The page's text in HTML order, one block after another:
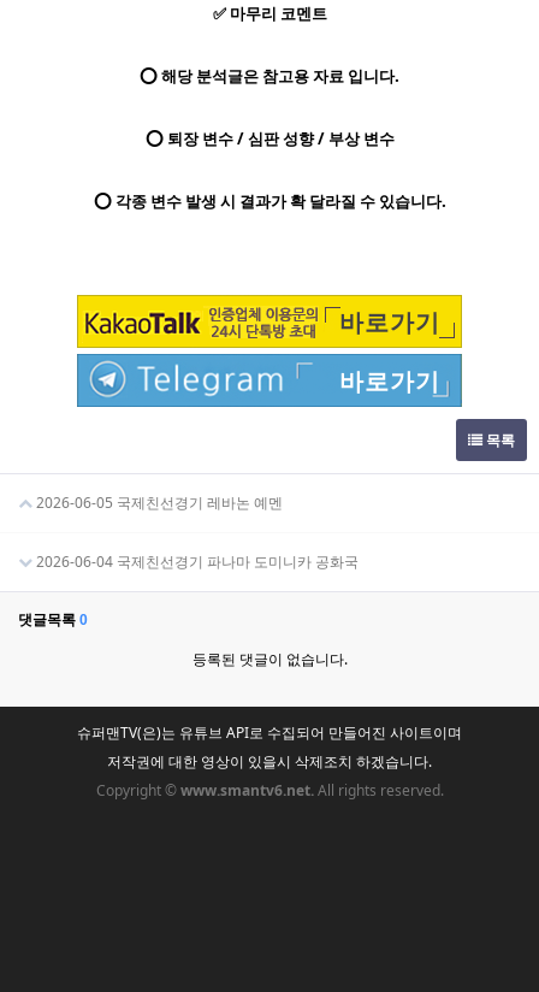
✅ 마무리 코멘트
⭕ 해당 분석글은 참고용 자료 입니다.
⭕ 퇴장 변수 / 심판 성향 / 부상 변수
⭕ 각종 변수 발생 시 결과가 확 달라질 수 있습니다.
바로가기
바로가기
목록
2026-06-05 국제친선경기 레바논 예멘
2026-06-04 국제친선경기 파나마 도미니카 공화국
댓글목록 0
등록된 댓글이 없습니다.
슈퍼맨TV(은)는 유튜브 API로 수집되어 만들어진 사이트이며
저작권에 대한 영상이 있을시 삭제조치 하겠습니다.
Copyright ©www.smantv6.net.All rights reserved.